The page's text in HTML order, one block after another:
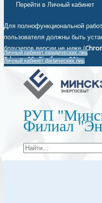
Перейти в Личный кабинет
Для полнофункциональной
пользователя должны быть
браузеров версии не ниже (
Edge - 93, Firefox - 92).
Личный кабинет юридических лиц
Личный кабинет физических лиц
РУП
Филиал